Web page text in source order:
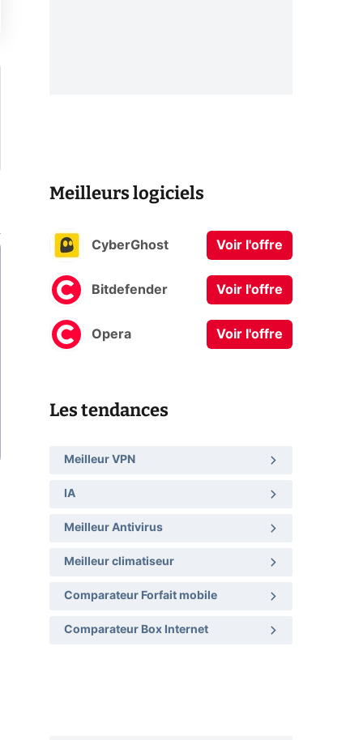
Meilleurs logiciels
CyberGhost Voir l'offre
Bitdefender Voir l'offre
Opera Voir l'offre
Les tendances
Meilleur VPN
IA
Meilleur Antivirus
Meilleur climatiseur
Comparateur Forfait mobile
Comparateur Box Internet